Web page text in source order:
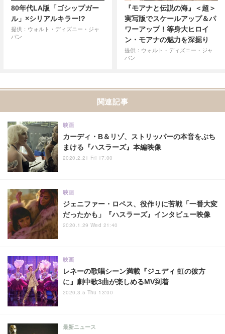
80年代LA版「ゴシップガー
ル」×シリアルキラー!?
提供：ウォルト・ディズニー・ジャ
パン
『モアナと伝説の海』＜超＞
実写版でスケールアップ＆パ
ワーアップ！等身大ヒロイ
ン・モアナの魅力を深掘り
提供：ウォルト・ディズニー・ジャ
パン
関連記事
カーディ・B＆リゾ、ストリッパーの本音をぶち
まける『ハスラーズ』本編映像
映画
2020.2.21 Fri 17:00
ジェニファー・ロペス、役作りに苦戦「一番大変
だったかも」『ハスラーズ』インタビュー映像
映画
2020.1.29 Wed 21:40
レネーの歌唱シーン満載『ジュディ 虹の彼方
に』劇中歌3曲が楽しめるMV到着
映画
2020.3.5 Thu 13:00
最新ニュース